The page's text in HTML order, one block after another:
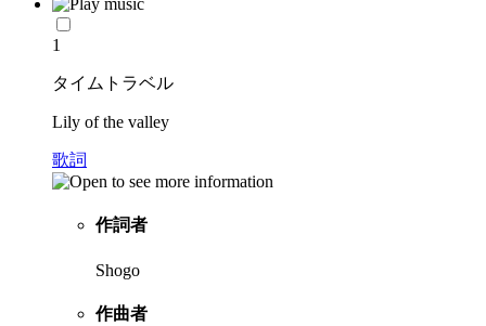
1
タイムトラベル
Lily of the valley
歌詞
作詞者
Shogo
作曲者